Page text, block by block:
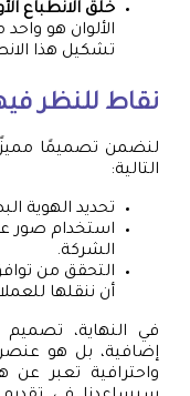
خلق الانطباع
الألوان هو
تشكيل هذا
نقاط للنظر
لنضمن تصميمًا مميزًا
التالية:
تحديد الهوية
استخدام صور
الشركة.
التحقق من
أن ننقلها
في النهاية،
إضافية، بل هو
واحترافية تعبر عن